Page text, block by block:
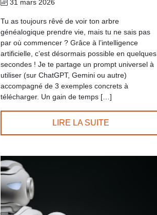
31 mars 2026
Tu as toujours rêvé de voir ton arbre
généalogique prendre vie, mais tu ne sais pas
par où commencer ? Grâce à l’intelligence
artificielle, c’est désormais possible en quelques
secondes ! Je te partage un prompt universel à
utiliser (sur ChatGPT, Gemini ou autre)
accompagné de 3 exemples concrets à
télécharger. Un gain de temps […]
LIRE LA SUITE